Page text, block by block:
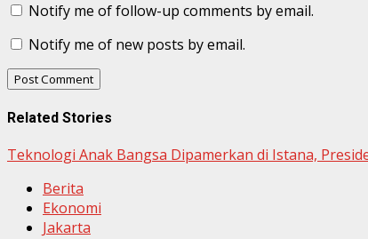
Notify me of follow-up comments by email.
Notify me of new posts by email.
Related Stories
Teknologi Anak Bangsa Dipamerkan di Istana,
Berita
Ekonomi
Jakarta